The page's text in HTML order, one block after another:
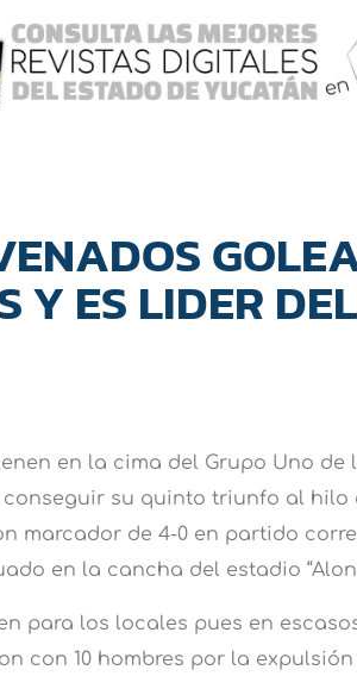
Y ES LIDER
en la cima del Grupo Uno de
conseguir su quinto triunfo al
marcador de 4-0 en partido
en la cancha del estadio
para los locales pues en
con 10 hombres por la